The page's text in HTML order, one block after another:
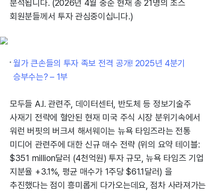
분석됩니다. (2026년 4월 중순 현재 총 21명의 초스
회원분들께서 투자 관심중이십니다.)
월가 큰손들의 투자 족보 전격 공개! 2025년 4분기
승부수는? – 1부
모두들 A.I. 관련주, 데이터센터, 반도체 등 정보기술주
사재기 전략에 혈안된 현재 미국 주식 시장 분위기속에서
워런 버핏의 버크셔 해서웨이는 뉴욕 타임즈라는 전통
미디어 관련주에 대한 신규 매수 전략 (위의 요약 테이블:
$351 million달러 (4천억원) 투자 규모, 뉴욕 타임즈 기업
지분율 +3.1%, 평균 매수가 1주당 $61.1달러) 을
추진했다는 점이 흥미롭게 다가오는데요, 점차 사라져가는